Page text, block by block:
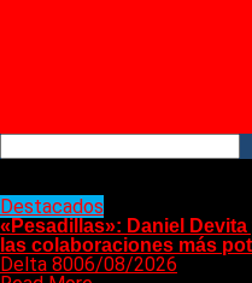
Destacados
«Pesadillas»: Daniel
las colaboraciones más
Delta 8006/08/2026